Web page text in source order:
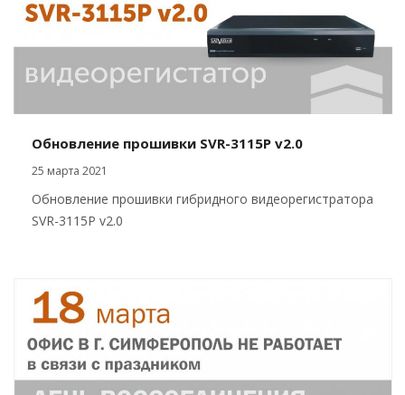
Обновление прошивки SVR-3115P v2.0
25 марта 2021
Обновление прошивки гибридного видеорегистратора
SVR-3115P v2.0